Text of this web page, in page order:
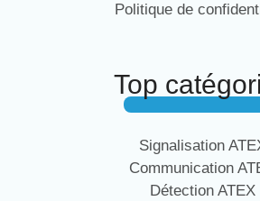
Politique de
Top
Signalisation
Communication
Détection ATEX